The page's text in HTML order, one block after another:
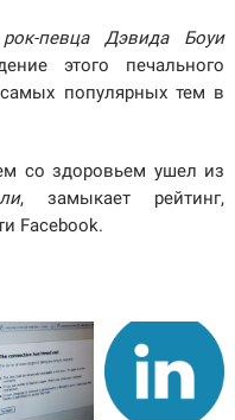
рок-певца Дэвида Боуи
этого печального
популярных тем в
со здоровьем ушел из
, замыкает рейтинг,
Facebook.